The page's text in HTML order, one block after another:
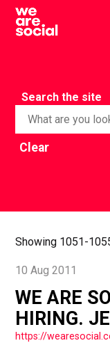
Skip
content
Search the site
Clear
Showing 1051-
10 Aug 2011
WE ARE
HIRING.
https://